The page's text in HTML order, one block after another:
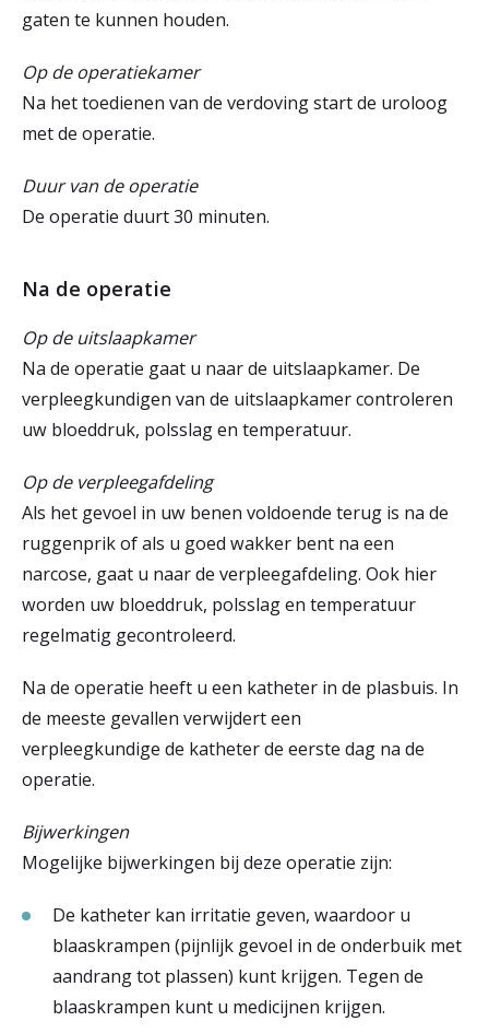
gaten te kunnen houden.
Op de operatiekamer
Na het toedienen van de verdoving start de uroloog
met de operatie.
Duur van de operatie
De operatie duurt 30 minuten.
Na de operatie
Op de uitslaapkamer
Na de operatie gaat u naar de uitslaapkamer. De
verpleegkundigen van de uitslaapkamer controleren
uw bloeddruk, polsslag en temperatuur.
Op de verpleegafdeling
Als het gevoel in uw benen voldoende terug is na de
ruggenprik of als u goed wakker bent na een
narcose, gaat u naar de verpleegafdeling. Ook hier
worden uw bloeddruk, polsslag en temperatuur
regelmatig gecontroleerd.
Na de operatie heeft u een katheter in de plasbuis. In
de meeste gevallen verwijdert een
verpleegkundige de katheter de eerste dag na de
operatie.
Bijwerkingen
Mogelijke bijwerkingen bij deze operatie zijn:
De katheter kan irritatie geven, waardoor u
blaaskrampen (pijnlijk gevoel in de onderbuik met
aandrang tot plassen) kunt krijgen. Tegen de
blaaskrampen kunt u medicijnen krijgen.